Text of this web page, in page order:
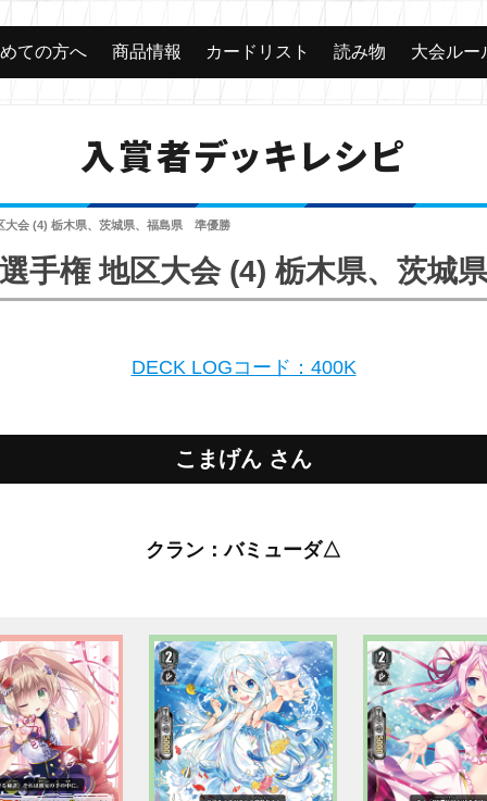
ての方へ 商品情報 カードリスト 読み物 大会ルー
入賞者デッキレシピ
大会 (4) 栃木県、茨城県、福島県 準優勝
手権 地区大会 (4) 栃木県、茨城
DECK LOGコード：400K
こまげん さん
クラン：バミューダ△